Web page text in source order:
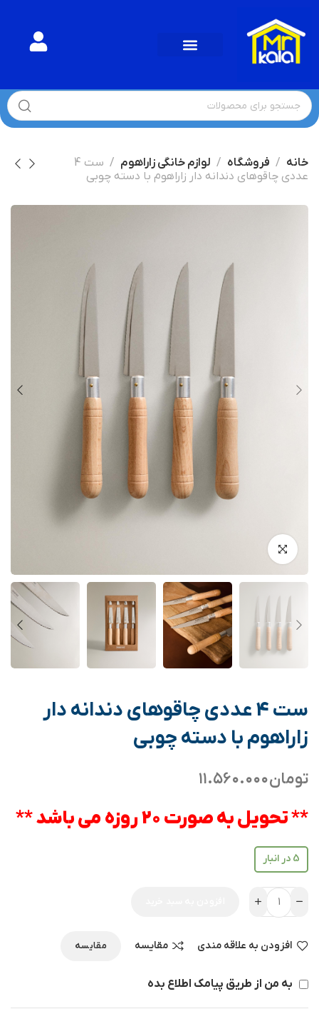
خانه فروشگاه لوازم خانگی زاراهوم
ست 4
عددی چاقوهای دندانه دار زاراهوم با دسته چوبی
ست 4 عددی چاقوهای دندانه دار
زاراهوم با دسته چوبی
تومان
** تحویل به صورت 20 روزه می باشد **
5 در انبار
افزودن به علاقه مندی مقایسه مقایسه
به من از طریق پیامک اطلاع بده